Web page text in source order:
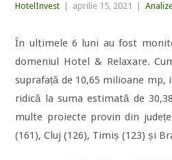
HotelInvest aprilie 15, 2021
În ultimele 6 luni au fost
domeniul Hotel & Relaxare.
suprafață de 10,65 milioane mp,
ridică la suma estimată de
multe proiecte provin din
(161), Cluj (126), Timiș (123) și